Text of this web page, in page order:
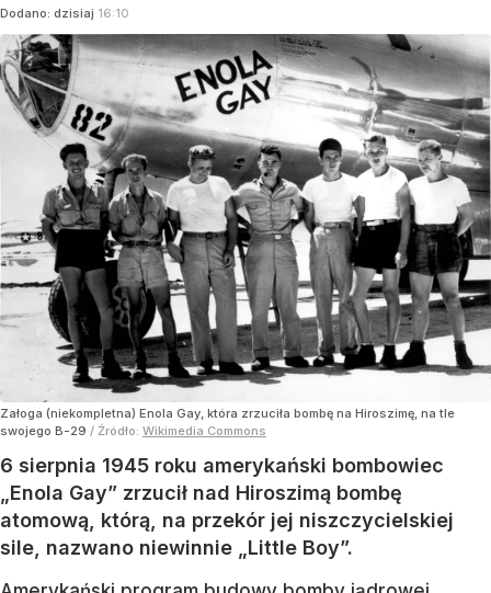
Dodano: dzisiaj 16:10
Załoga (niekompletna) Enola Gay, która zrzuciła bombę na Hiroszimę, na tle
swojego B-29 / Źródło: Wikimedia Commons
6 sierpnia 1945 roku amerykański bombowiec
„Enola Gay” zrzucił nad Hiroszimą bombę
atomową, którą, na przekór jej niszczycielskiej
sile, nazwano niewinnie „Little Boy”.